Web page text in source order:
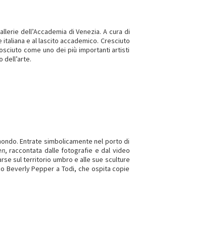
dell’Accademia di Venezia. A cura di
e al lascito accademico. Cresciuto
come uno dei più importanti artisti
dell’arte.
Entrate simbolicamente nel porto di
, raccontata dalle fotografie e dal video
sul territorio umbro e alle sue sculture
Beverly Pepper a Todi, che ospita copie